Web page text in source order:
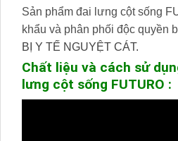
Sản phẩm đai lưng cột sống
khẩu và phân phối độc quyền
BỊ Y TẾ NGUYỆT CÁT.
Chất liệu và cách sử
lưng cột sống FUTURO :